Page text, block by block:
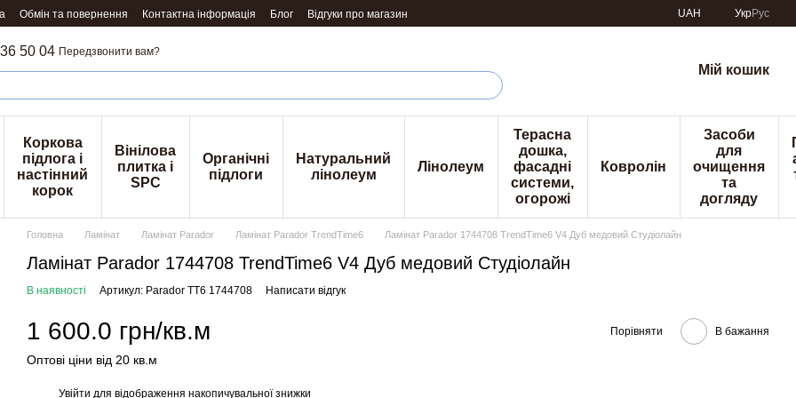
Обмін та повернення Контактна інформація Блог Відгуки про магазин UAH УкрРус
50 04 Передзвонити вам?
Мій кошик
Коркова
підлога і
настінний
корок
Вінілова
плитка і
SPC
Органічні
підлоги
Натуральний
лінолеум
Лінолеум
Терасна
дошка,
фасадні
системи,
огорожі
Ковролін
Засоби
для
очищення
та
догляду
Головна Ламінат Ламінат Parador Ламінат Parador TrendTime6 Ламінат Parador 1744708 TrendTime6 V4 Дуб медовий Студіолайн
Ламінат Parador 1744708 TrendTime6 V4 Дуб медовий Студіолайн
В наявності Артикул: Parador TT6 1744708 Написати відгук
1 600.0 грн/кв.м Порівняти В бажання
Оптові ціни від 20 кв.м
Увійти для відображення накопичувальної знижки